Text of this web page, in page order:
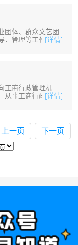
团体、群众文艺团
、管理等工作。培
[详情]
工商行政管理机
从事工商行政管理
[详情]
上一页
下一页